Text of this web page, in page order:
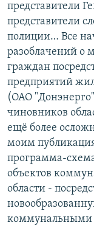
представители
представители
полиции… Все
разоблачений о
граждан
предприятий
(ОАО
чиновников
ещё более
моим
программа-
объектов
области -
коммунальными